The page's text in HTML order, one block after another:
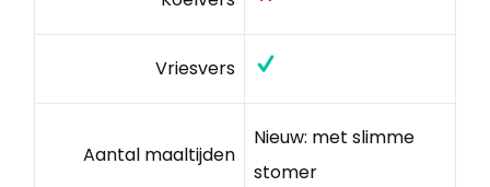
Vriesvers
Aantal maaltijden
Nieuw: met slimme
stomer